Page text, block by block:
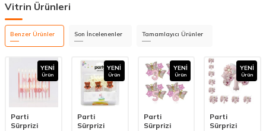
Vitrin Ürünleri
Benzer Ürünler Son İncelenenler Tamamlayıcı Ürünler
YENI
Ürün
Parti
Sürprizi
YENI
Ürün
Parti
Sürprizi
YENI
Ürün
Parti
Sürprizi
YENI
Ürün
Parti
Sürprizi